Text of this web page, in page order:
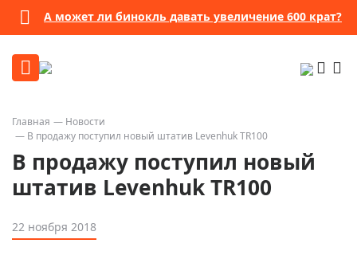
А может ли бинокль давать увеличение 600 крат?
Главная
Новости
В продажу поступил новый штатив Levenhuk TR100
В продажу поступил новый
штатив Levenhuk TR100
22 ноября 2018